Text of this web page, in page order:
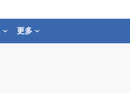
更多